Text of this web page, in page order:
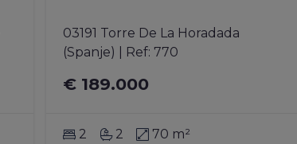
03191 Torre De La Horadada
(Spanje)
Ref: 770
€ 189.000
2 2 70 m²